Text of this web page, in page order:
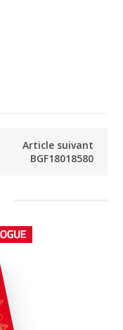
Article suivant
BGF18018580